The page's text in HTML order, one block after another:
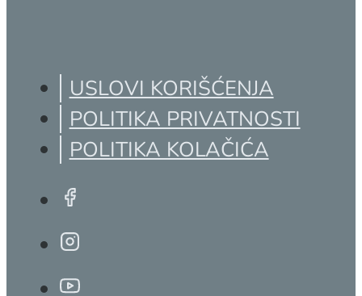
USLOVI KORIŠĆENJA
POLITIKA PRIVATNOSTI
POLITIKA KOLAČIĆA